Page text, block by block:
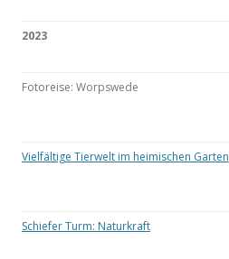
2023
Fotoreise: Worpswede
Vielfältige Tierwelt im heimischen Garten
Schiefer Turm: Naturkraft